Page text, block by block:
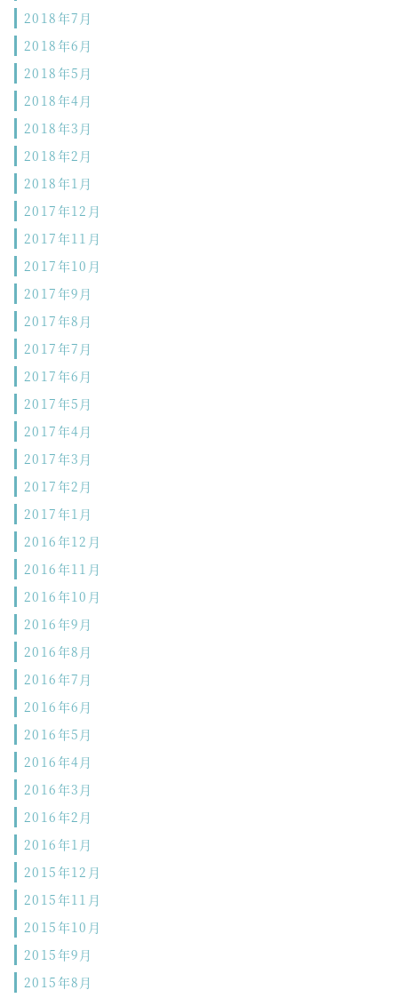
2018年7月
2018年6月
2018年5月
2018年4月
2018年3月
2018年2月
2018年1月
2017年12月
2017年11月
2017年10月
2017年9月
2017年8月
2017年7月
2017年6月
2017年5月
2017年4月
2017年3月
2017年2月
2017年1月
2016年12月
2016年11月
2016年10月
2016年9月
2016年8月
2016年7月
2016年6月
2016年5月
2016年4月
2016年3月
2016年2月
2016年1月
2015年12月
2015年11月
2015年10月
2015年9月
2015年8月